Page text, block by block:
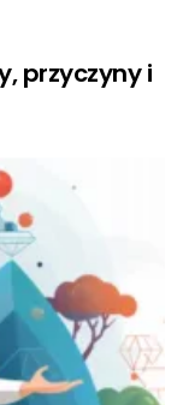
przyczyny i